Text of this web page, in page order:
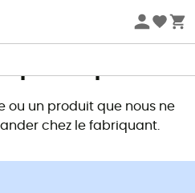
dès 2 produits* code Summer5
ou un produit que nous ne
chez le fabriquant.